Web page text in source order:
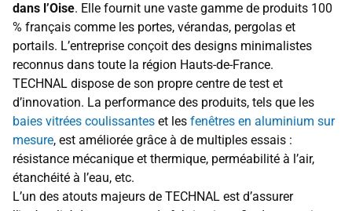
dans l’Oise. Elle fournit une vaste gamme de produits 100
% français comme les portes, vérandas, pergolas et
portails. L’entreprise conçoit des designs minimalistes
reconnus dans toute la région Hauts-de-France.
TECHNAL dispose de son propre centre de test et
d’innovation. La performance des produits, tels que les
baies vitrées coulissantes et les fenêtres en aluminium sur
mesure, est améliorée grâce à de multiples essais :
résistance mécanique et thermique, perméabilité à l’air,
étanchéité à l’eau, etc.
L’un des atouts majeurs de TECHNAL est d’assurer